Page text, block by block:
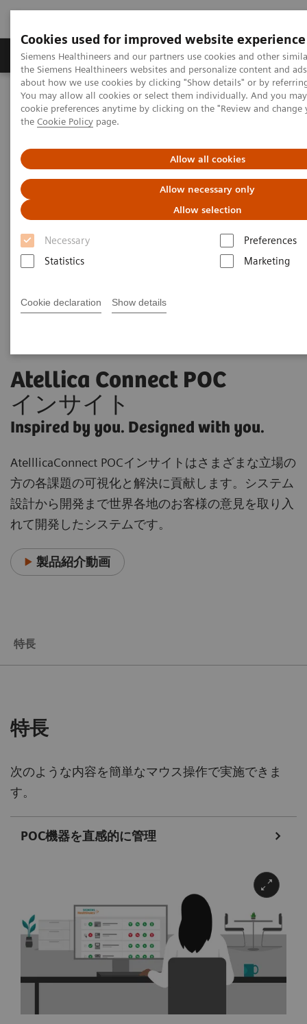
Cookies used for improved website experience
Siemens Healthineers and our partners use cookies and other
the Siemens Healthineers websites and personalize content and
about how we use cookies by clicking "Show details" or by
You may allow all cookies or select them individually. And you
cookie preferences anytime by clicking on the "Review and
the Cookie Policy page.
Allow all cookies
Allow necessary only
Allow selection
Necessary
Preferences
Statistics
Marketing
Cookie declaration Show details
製品＆サービス サポート情報 Insights
ホーム ポイント・オブ・ケア
POC Informatics
Informatics ソリューション
Atellica Connect POC インサイト
Atellica Connect POC
インサイト
Inspired by you. Designed with you.
AtelllicaConnect POCインサイトはさまざまな立場の
方の各課題の可視化と解決に貢献します。システム
設計から開発まで世界各地のお客様の意見を取り入
れて開発したシステムです。
製品紹介動画
特長
特長
次のような内容を簡単なマウス操作で実施できま
す。
POC機器を直感的に管理